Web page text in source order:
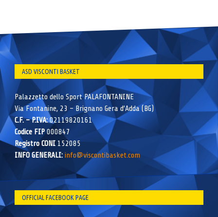
ASD VISCONTI BASKET
Palazzetto dello Sport PALAFONTANINE
Via Fontanine, 23 – Brignano Gera d’Adda (BG)
C.F. – P.IVA:02119820161
Codice FIP000847
Registro CONI 152085
INFO GENERALI: info@viscontibasket.com
OFFICIAL FACEBOOK PAGE